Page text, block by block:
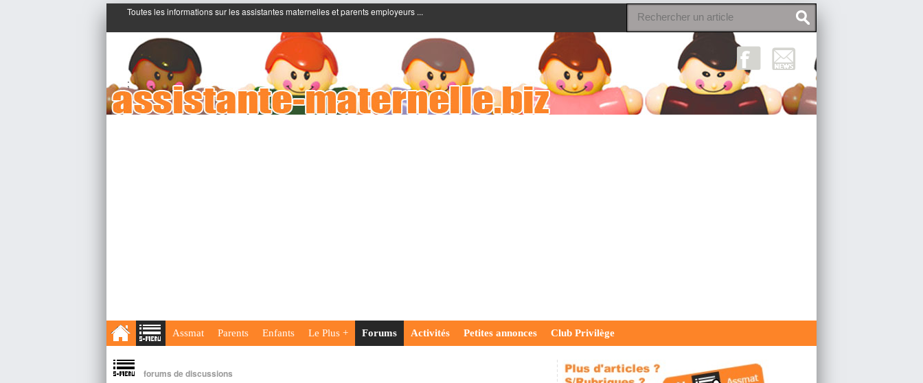
Toutes les informations sur les assistantes maternelles et parents employeurs ...
;
Assmat Parents Enfants Le Plus + Forums Activités Petites annonces Club Privilège
forums de discussions